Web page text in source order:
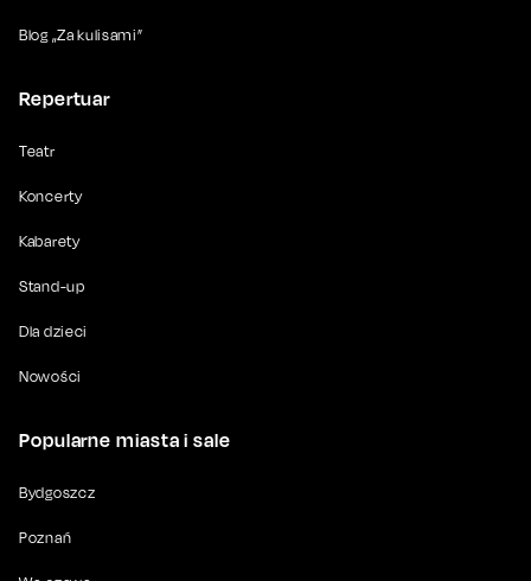
Blog „Za kulisami”
Repertuar
Teatr
Koncerty
Kabarety
Stand-up
Dla dzieci
Nowości
Popularne miasta i sale
Bydgoszcz
Poznań